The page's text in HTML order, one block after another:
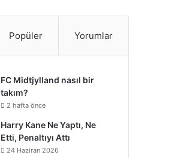
r
e
s
t
d
n
b
r
r
e
o
n
Popüler Yorumlar
FC Midtjylland nasıl bir
takım?
2 hafta önce
Harry Kane Ne Yaptı, Ne
Etti, Penaltıyı Attı
24 Haziran 2026